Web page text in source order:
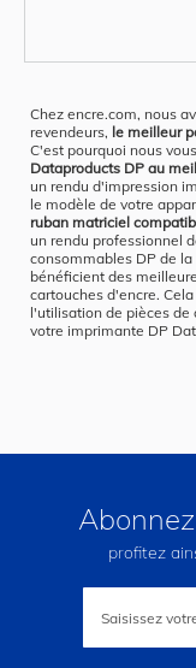
Chez encre.com, nous
revendeurs, le meilleur
C'est pourquoi nous
Dataproducts DP au
un rendu d'impression
le modèle de votre
ruban matriciel
un rendu professionnel
consommables DP de
bénéficient des
cartouches d'encre.
l'utilisation de pièces
votre imprimante DP
profitez
lettre